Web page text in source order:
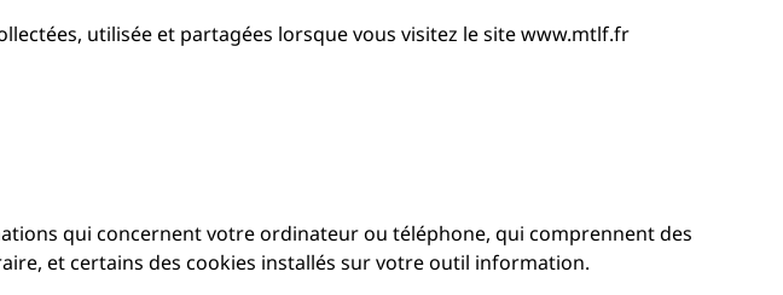
utilisée et partagées lorsque vous visitez le site www.mtlf.fr
qui concernent votre ordinateur ou téléphone, qui comprennent des
et certains des cookies installés sur votre outil information.